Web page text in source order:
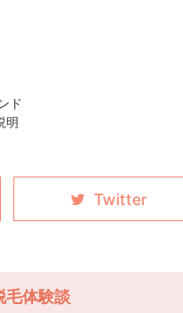
ド
明
毛体験談